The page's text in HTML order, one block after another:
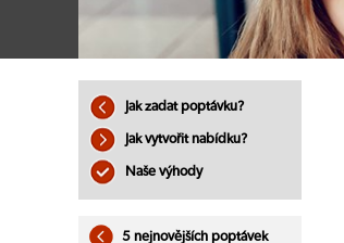
Jak zadat poptávku?
Jak vytvořit nabídku?
Naše výhody
5 nejnovějších poptávek